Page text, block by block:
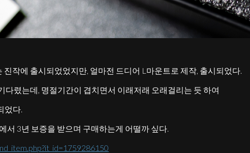
작에 출시되었었지만, 얼마전 드디어 L마운트로 제작, 출시되었다.
다렸는데, 명절기간이 겹치면서 이래저래 오래걸리는 듯 하여
었다.
서 3년 보증을 받으며 구매하는게 어떨까 싶다.